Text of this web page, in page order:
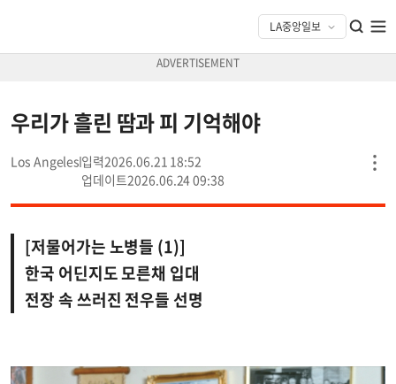
우리가 흘린 땀과 피 기억해야
Los Angeles
2026.06.21 18:52
2026.06.24 09:38
[저물어가는 노병들 (1)]
한국 어딘지도 모른채 입대
전장 속 쓰러진 전우들 선명